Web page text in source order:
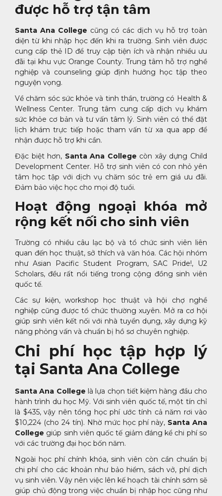
được hỗ trợ tận tâm
Santa Ana College cũng có các dịch vụ hỗ trợ toàn
diện từ khi nhập học đến khi ra trường. Sinh viên được
cung cấp thẻ ID để truy cập tiện ích và nhận nhiều ưu
đãi tại khu vực Orange County. Trung tâm hỗ trợ nghề
nghiệp và counseling giúp định hướng học tập theo
nguyện vọng.
Về chăm sóc sức khỏe và tinh thần, trường có Health &
Wellness Center. Trung tâm cung cấp dịch vụ khám
sức khỏe cơ bản và tư vấn tâm lý. Sinh viên có thể đặt
lịch khám trực tiếp hoặc tham vấn từ xa qua app để
nhận được hỗ trợ khi cần.
Đặc biệt hơn, Santa Ana College còn xây dựng Child
Development Center. Hỗ trợ sinh viên có con nhỏ yên
tâm học tập với dịch vụ chăm sóc trẻ em giá ưu đãi.
Đảm bảo việc học cho mọi độ tuổi.
Hoạt động ngoại khóa mở
rộng kết nối cho sinh viên
Trường có nhiều câu lạc bộ và tổ chức sinh viên liên
quan đến học thuật, sở thích và văn hóa. Các hội nhóm
như Asian Pacific Student Program, SAC Pride!, U2
Scholars, đều rất nổi tiếng trong cộng đồng sinh viên
quốc tế.
Các sự kiện, workshop học thuật và hội chợ nghề
nghiệp cũng được tổ chức thường xuyên. Mở ra cơ hội
giúp sinh viên kết nối với nhà tuyển dụng, xây dựng kỹ
năng phỏng vấn và chuẩn bị hồ sơ chuyên nghiệp.
Chi phí học tập hợp lý
tại Santa Ana College
Santa Ana College là lựa chọn tiết kiệm hàng đầu cho
hành trình du học Mỹ. Với sinh viên quốc tế, một tín chỉ
là $435, vậy nên tổng học phí ước tính cả năm rơi vào
$10,224 (cho 24 tín). Nhờ mức học phí này, Santa Ana
College giúp sinh viên quốc tế giảm đáng kể chi phí so
với các trường đại học bốn năm.
Ngoài học phí chính khóa, sinh viên còn cần chuẩn bị
chi phí cho các khoản như bảo hiểm, sách vở, phí dịch
vụ sinh viên. Vậy nên việc lên kế hoạch tài chính sớm sẽ
giúp chủ động trong việc chuẩn bị nhập học cũng như